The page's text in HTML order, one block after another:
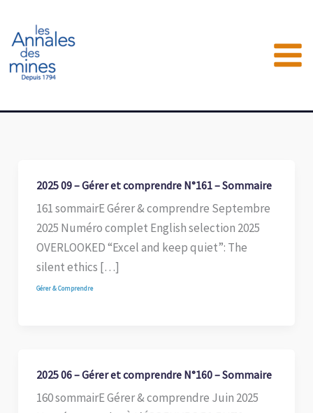
contenu
2025 09 – Gérer et comprendre N°161 – Sommaire
161 sommairE Gérer & comprendre Septembre
2025 Numéro complet English selection 2025
OVERLOOKED “Excel and keep quiet”: The
silent ethics […]
Gérer & Comprendre
2025 06 – Gérer et comprendre N°160 – Sommaire
160 sommairE Gérer & comprendre Juin 2025